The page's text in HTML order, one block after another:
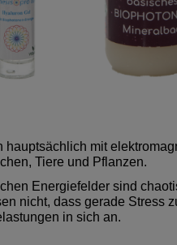
hauptsächlich mit
Tiere und Pflanzen.
Energiefelder sind
nicht, dass gerade Stress
in sich an.